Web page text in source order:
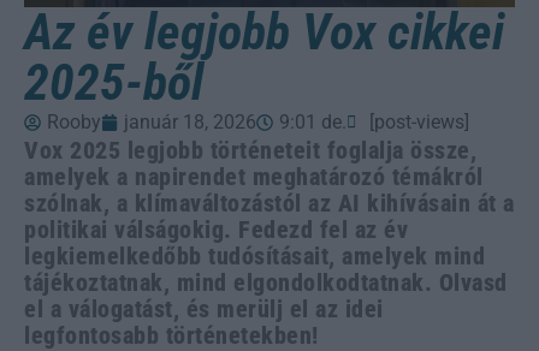
Az év legjobb Vox cikkei
2025-ből
Rooby január 18, 2026 9:01 de. [post-views]
Vox 2025 legjobb történeteit foglalja össze,
amelyek a napirendet meghatározó témákról
szólnak, a klímaváltozástól az AI kihívásain át a
politikai válságokig. Fedezd fel az év
legkiemelkedőbb tudósításait, amelyek mind
tájékoztatnak, mind elgondolkodtatnak. Olvasd
el a válogatást, és merülj el az idei
legfontosabb történetekben!